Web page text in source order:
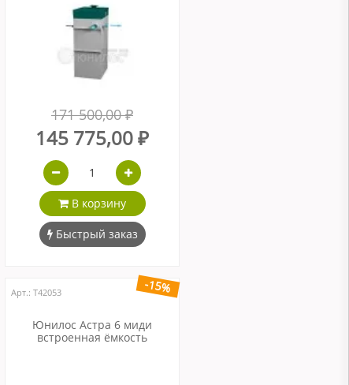
171 500,00 ₽
145 775,00 ₽
В корзину
Быстрый заказ
-15%
Арт.: Т42053
Юнилос Астра 6 миди
встроенная ёмкость